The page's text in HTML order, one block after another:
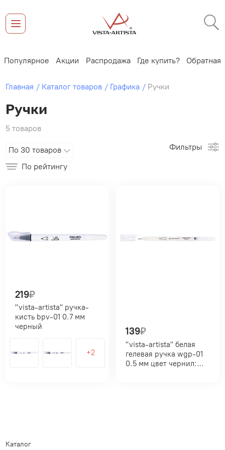
Популярное Акции Распродажа Где купить? Обратная
Главная Каталог товаров Графика Ручки
Ручки
5 товаров
По рейтингу
По 30 товаров Фильтры
219₽
"vista-artista" ручка-
кисть bpv-01 0.7 мм
черный
139₽
"vista-artista" белая
гелевая ручка wgp-01
0.5 мм цвет чернил:
Каталог